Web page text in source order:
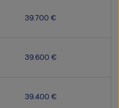
39.700 €
39.600 €
39.400 €